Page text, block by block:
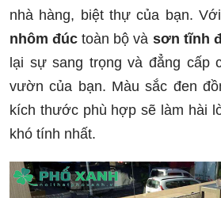
nhà hàng, biệt thự của bạn.
nhôm đúc toàn bộ và sơn tĩnh
lại sự sang trọng và đẳng cấp
vườn của bạn. Màu sắc đen
kích thước phù hợp sẽ làm hài
khó tính nhất.